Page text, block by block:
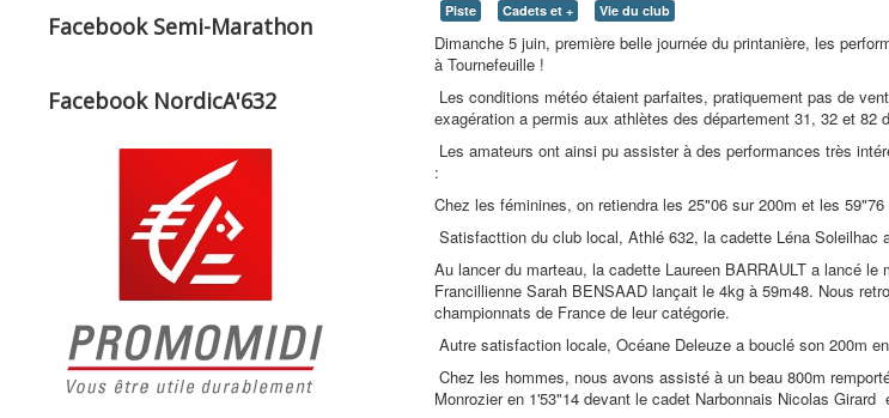
Facebook Semi-Marathon
Facebook NordicA'632
Piste Cadets et + Vie du club
Dimanche 5 juin, première belle journée du printanière, les
à Tournefeuille !
Les conditions météo étaient parfaites, pratiquement pas de
exagération a permis aux athlètes des département 31, 32 et 82
Les amateurs ont ainsi pu assister à des performances très
:
Chez les féminines, on retiendra les 25"06 sur 200m et les
Satisfacttion du club local, Athlé 632, la cadette Léna Soleilhac
Au lancer du marteau, la cadette Laureen BARRAULT a lancé le
Francillienne Sarah BENSAAD lançait le 4kg à 59m48. Nous
championnats de France de leur catégorie.
Autre satisfaction locale, Océane Deleuze a bouclé son 200m
Chez les hommes, nous avons assisté à un beau 800m
Monrozier en 1'53"14 devant le cadet Narbonnais Nicolas Girard